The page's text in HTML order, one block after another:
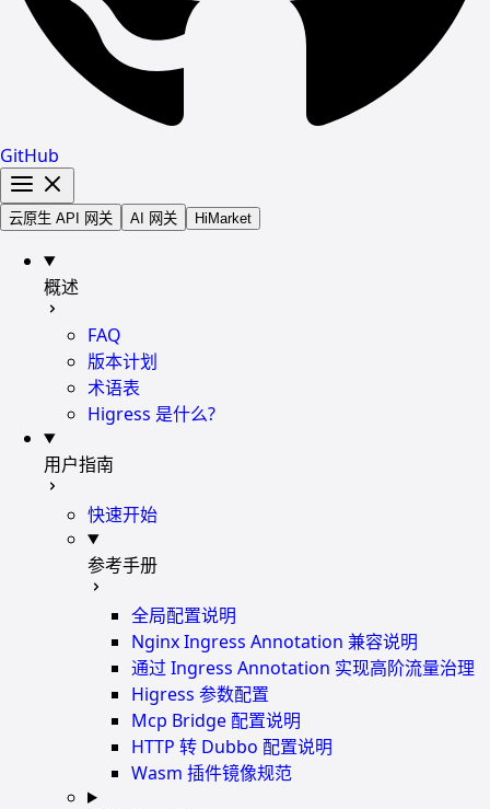
GitHub
云原生 API 网关 AI 网关 HiMarket
概述
FAQ
版本计划
术语表
Higress 是什么?
用户指南
快速开始
参考手册
全局配置说明
Nginx Ingress Annotation 兼容说明
通过 Ingress Annotation 实现高阶流量治理
Higress 参数配置
Mcp Bridge 配置说明
HTTP 转 Dubbo 配置说明
Wasm 插件镜像规范